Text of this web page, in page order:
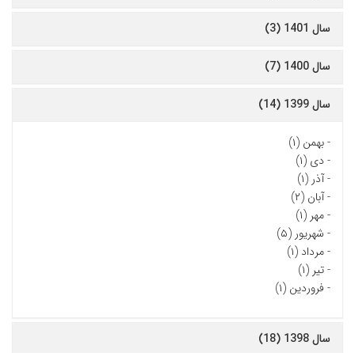
سال 1401 (3)
سال 1400 (7)
سال 1399 (14)
-بهمن (۱)
- دی (۱)
-آذر (۱)
-آبان (۲)
-مهر (۱)
- شهریور (۵)
-مرداد (۱)
-تیر (۱)
- فروردین (۱)
سال 1398 (18)